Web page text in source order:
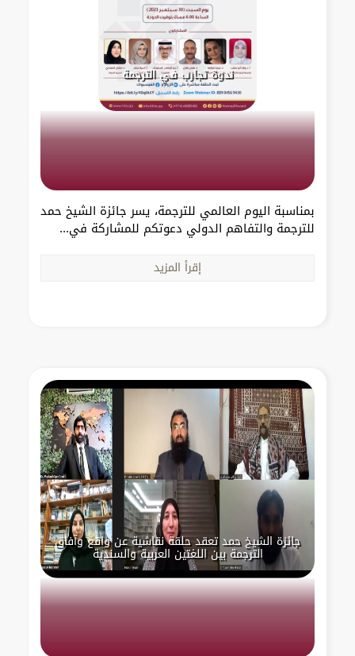
ندوة تجارب في الترجمة
بمناسبة اليوم العالمي للترجمة، يسر جائزة الشيخ حمد
للترجمة والتفاهم الدولي دعوتكم للمشاركة في...
إقرأ المزيد
جائزة الشيخ حمد تعقد حلقة نقاشية عن واقع وآفاق
الترجمة بين اللغتين العربية والسندية